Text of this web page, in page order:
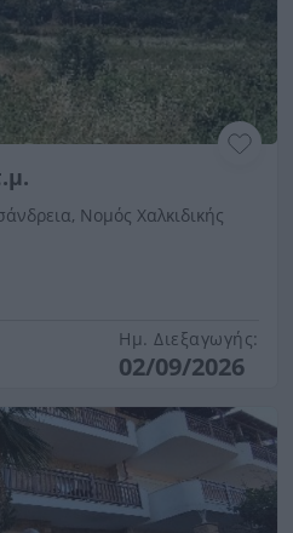
Νομός Χαλκιδικής
Ημ. Διεξαγωγής:
02/09/2026